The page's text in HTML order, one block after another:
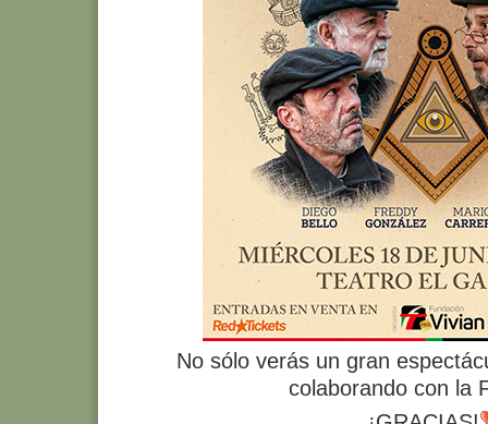
No sólo verás un gran
colaborando con la